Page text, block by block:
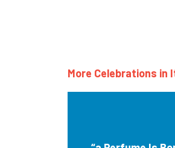
More Celebrations in